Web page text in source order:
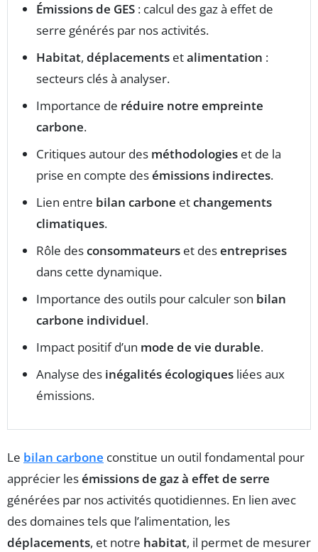
Émissions de GES : calcul des gaz à effet de
serre générés par nos activités.
Habitat, déplacements etalimentation :
secteurs clés à analyser.
Importance de réduire notre empreinte
carbone.
Critiques autour des méthodologies et de la
prise en compte desémissions indirectes.
Lien entre bilan carbone etchangements
climatiques.
Rôle desconsommateurs et desentreprises
dans cette dynamique.
Importance des outils pour calculer son bilan
carbone individuel.
Impact positif d’un mode de vie durable.
Analyse des inégalités écologiques liées aux
émissions.
Le bilan carbone constitue un outil fondamental pour
apprécier lesémissions de gaz à effet de serre
générées par nos activités quotidiennes. En lien avec
des domaines tels que l’alimentation, les
déplacements, et notre habitat, il permet de mesurer